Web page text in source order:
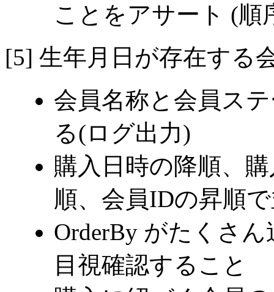
ことをアサート (順
[5] 生年月日が存在する
会員名称と会員ス
る(ログ出力)
購入日時の降順、
順、会員IDの昇順
OrderBy がたくさ
目視確認すること